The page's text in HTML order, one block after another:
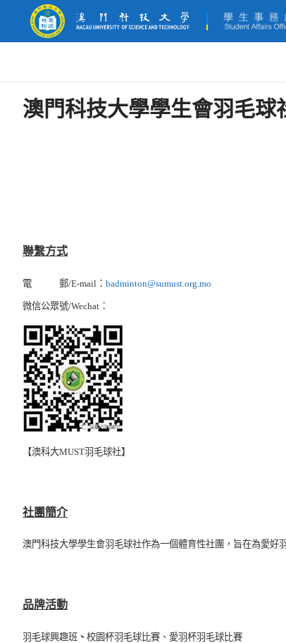
澳門科技大學學生會羽毛球
聯繫方式
電 郵/E-mail： badminton@sumust.org.mo
微信公眾號/Wechat：
【澳科大MUST羽毛球社】
社團簡介
澳門科技大學學生會羽毛球社作為一個體育性社團，旨在為愛好
品牌活動
羽毛球興趣班 、 校園杯羽毛球比賽、愛羽杯羽毛球比賽